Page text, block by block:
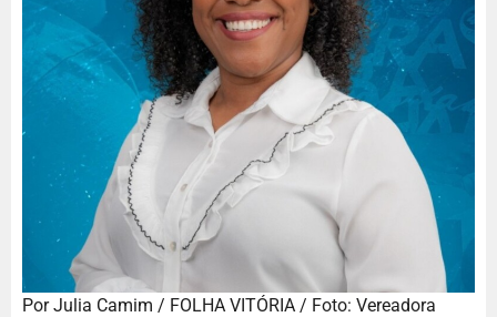
Por Julia Camim / FOLHA VITÓRIA / Foto: Vereadora